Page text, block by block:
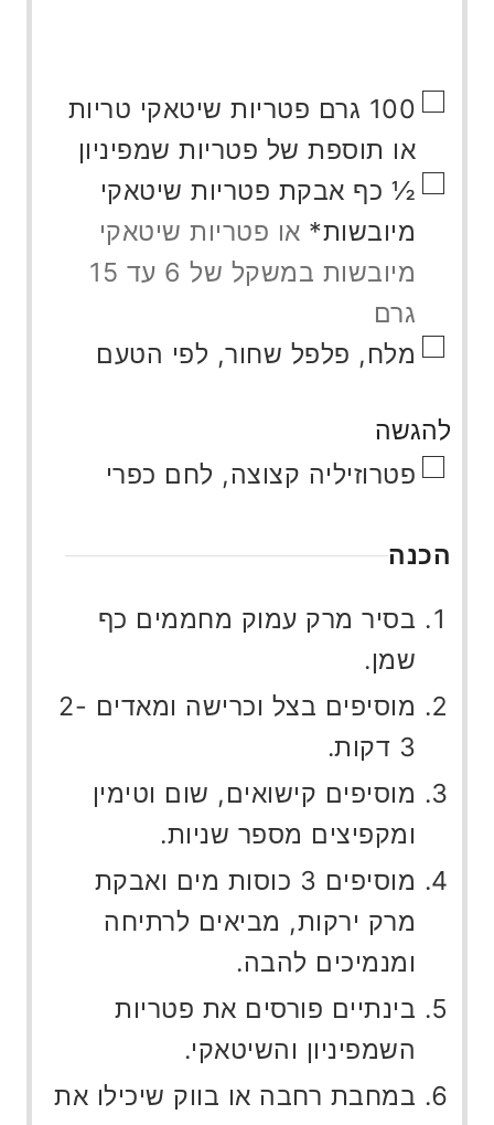
▢
100 גרם פטריות שיטאקי טריות
או תוספת של פטריות שמפיניון
▢
½ כף אבקת פטריות שיטאקי
מיובשות* או פטריות שיטאקי
מיובשות במשקל של 6 עד 15
גרם
▢ מלח, פלפל שחור, לפי הטעם
להגשה
▢ פטרוזיליה קצוצה, לחם כפרי
הכנה
בסיר מרק עמוק מחממים כף
שמן.
מוסיפים בצל וכרישה ומאדים 2-
3 דקות.
מוסיפים קישואים, שום וטימין
ומקפיצים מספר שניות.
מוסיפים 3 כוסות מים ואבקת
מרק ירקות, מביאים לרתיחה
ומנמיכים להבה.
בינתיים פורסים את פטריות
השמפיניון והשיטאקי.
במחבת רחבה או בווק שיכילו את